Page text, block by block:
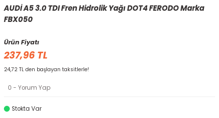
AUDİ A5 3.0 TDI Fren Hidrolik Yağı DOT4 FERODO Marka
FBX050
Ürün Fiyatı
237,96 TL
24,72 TL den başlayan taksitlerle!
0 - Yorum Yap
Stokta Var